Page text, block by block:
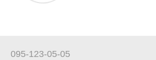
095-123-05-05